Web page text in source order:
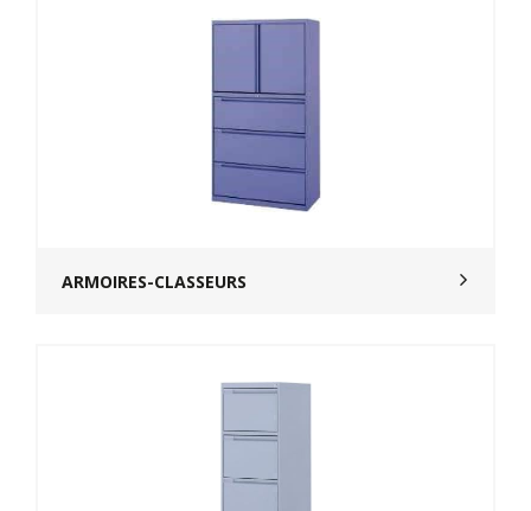
ARMOIRES-CLASSEURS